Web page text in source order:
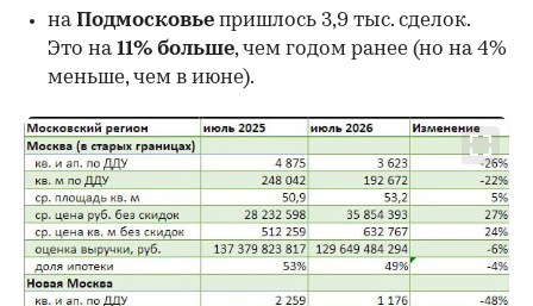
наПодмосковье пришлось 3,9 тыс. сделок.
Это на11% больше, чем годом ранее (но на 4%
меньше, чем в июне).